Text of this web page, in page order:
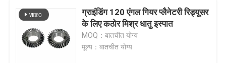
ग्राइंडिंग 120 एंगल गियर प्लैनेटरी रिड्यूसर
के लिए कठोर मिश्र धातु इस्पात
MOQ：बातचीत योग्य
मूल्य：बातचीत योग्य